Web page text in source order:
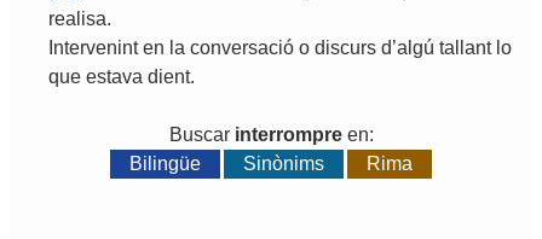
realisa.
Intervenint en la conversació o discurs d’algú tallant lo
que estava dient.
Buscar interrompreen:
Bilingüe
Sinònims Rima